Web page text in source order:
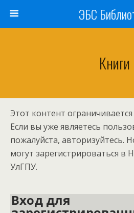
ЭБС
Книги
Этот контент
Если вы уже являетесь
пожалуйста, авторизуйтесь.
могут зарегистрироваться в
УлГПУ.
Вход для